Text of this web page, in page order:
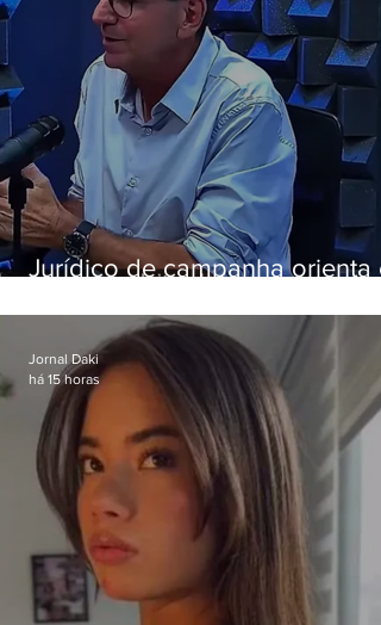
Jurídico de campanha orienta e
da Band
Jornal Daki
há 15 horas